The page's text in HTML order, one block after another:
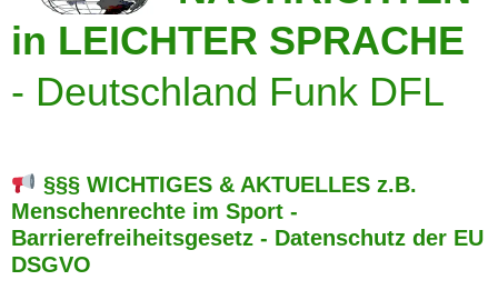
in LEICHTER SPRACHE
- Deutschland Funk DFL
§§§ WICHTIGES & AKTUELLES z.B.
Menschenrechte im Sport -
Barrierefreiheitsgesetz - Datenschutz der EU
DSGVO